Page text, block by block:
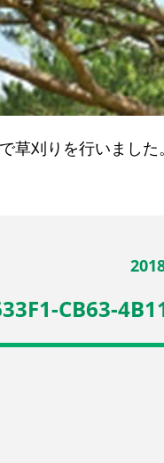
草刈りを行いました。
CB63-